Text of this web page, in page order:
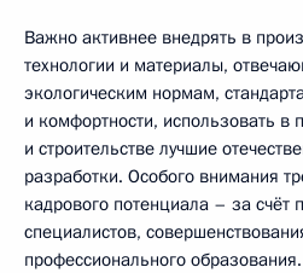
Важно активнее внедрять в
технологии и материалы,
экологическим нормам,
и комфортности, использовать в
и строительстве лучшие
разработки. Особого внимания
кадрового потенциала – за счёт
специалистов,
профессионального образования.